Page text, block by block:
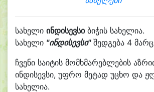
სახელი ინდისევსიბიჭის სახელია.
სახელი "ინდისევსი"შედგება 4
ჩვენი საიტის მომხმარებლების
ინდისევსი, უფრო მეტად უცხო და
სახელია.